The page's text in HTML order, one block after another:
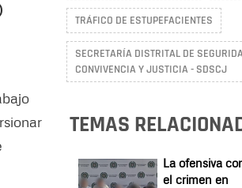
TRÁFICO DE ESTUPEFACIENTES
SECRETARÍA DISTRITAL DE
CONVIVENCIA Y JUSTICIA - SDSCJ
TEMAS
La ofensiva
el crimen en